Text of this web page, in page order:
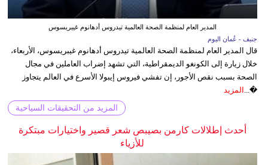
المدير العام لمنظمة الصحة العالمية تيدروس أدهانوم غيبريسوس
جنيف - عُمان اليوم
قال المدير العام لمنظمة الصحة العالمية تيدروس أدهانوم غيبريسوس، الأربعاء،
خلال زيارة إلى الكونغو الديمقراطية، التي تشهد إضراب العاملين في مجال
الصحة بسبب نقص الأجور، إن تفشي فيروس إيبولا الأسرع في العالم يتجاوز
�... المزيد
المزيد من التحقيقات السياحية
أحدث إطلالات كارمن بصيبص شعر قصير واختيارات مبتكرة
للأزياء